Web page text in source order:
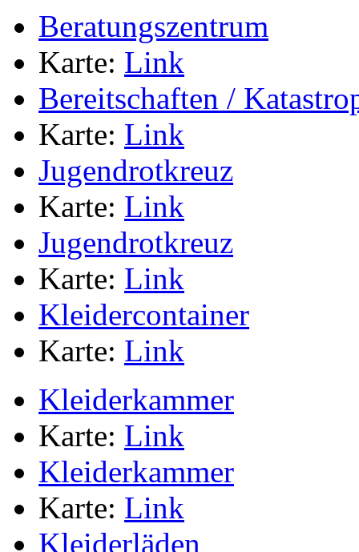
Beratungszentrum
Karte: Link
Bereitschaften /
Karte: Link
Jugendrotkreuz
Karte: Link
Jugendrotkreuz
Karte: Link
Kleidercontainer
Karte: Link
Kleiderkammer
Karte: Link
Kleiderkammer
Karte: Link
Kleiderläden